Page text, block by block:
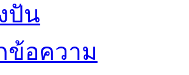
ปัน
ข้อความ